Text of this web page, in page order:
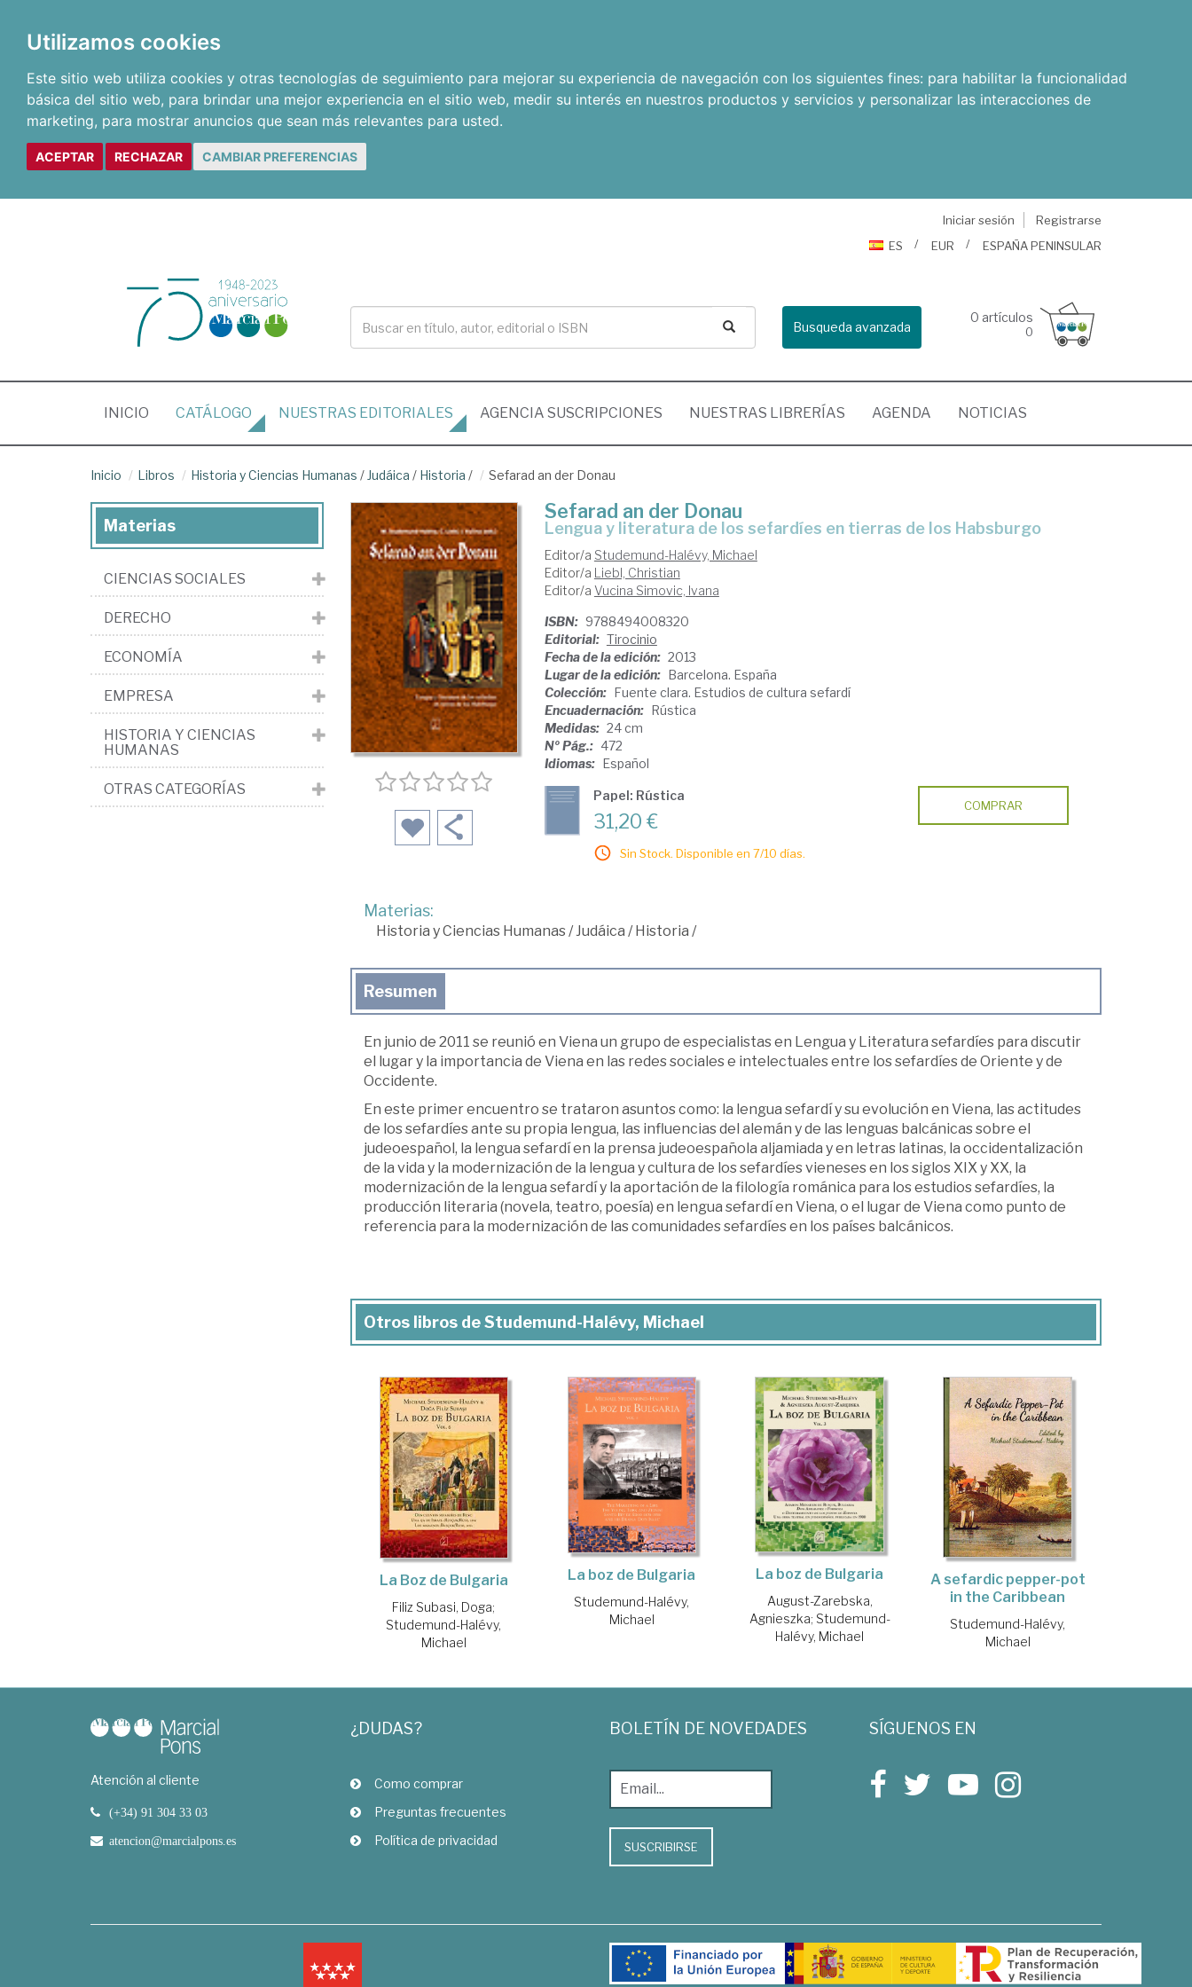
Utilizamos cookies
Este sitio web utiliza cookies y otras tecnologías de seguimiento para mejorar su experiencia de navegación con los siguientes fines: para habilitar la funcionalidad
básica del sitio web, para brindar una mejor experiencia en el sitio web, medir su interés en nuestros productos y servicios y personalizar las interacciones de
marketing, para mostrar anuncios que sean más relevantes para usted.
ACEPTAR RECHAZAR CAMBIAR PREFERENCIAS
Iniciar sesión
Registrarse
ES
EUR ESPAÑA PENINSULAR
Busqueda avanzada
0 artículos
0
INICIO (CURRENT)
CATÁLOGO NUESTRAS EDITORIALES AGENCIA SUSCRIPCIONES NUESTRAS LIBRERÍAS AGENDA NOTICIAS
Inicio Libros Historia y Ciencias Humanas / Judáica / Historia / Sefarad an der Donau
Sefarad an der Donau
lengua y literatura de los sefardíes en tierras de los Habsburgo
Editor/a Studemund-Halévy, Michael
Editor/a Liebl, Christian
Editor/a Vucina Simovic, Ivana
ISBN: 9788494008320
Editorial: Tirocinio
Fecha de la edición: 2013
Lugar de la edición: Barcelona. España
Colección: Fuente clara. Estudios de cultura sefardí
Encuadernación: Rústica
Medidas: 24 cm
Nº Pág.: 472
Idiomas: Español
Papel: Rústica
31,20 €
Sin Stock. Disponible en 7/10 días.
COMPRAR
Materias:
Historia y Ciencias Humanas/Judáica /Historia /
Resumen
En junio de 2011 se reunió en Viena un grupo de especialistas en Lengua y Literatura sefardíes para discutir
el lugar y la importancia de Viena en las redes sociales e intelectuales entre los sefardíes de Oriente y de
Occidente.
En este primer encuentro se trataron asuntos como: la lengua sefardí y su evolución en Viena, las actitudes
de los sefardíes ante su propia lengua, las influencias del alemán y de las lenguas balcánicas sobre el
judeoespañol, la lengua sefardí en la prensa judeoespañola aljamiada y en letras latinas, la occidentalización
de la vida y la modernización de la lengua y cultura de los sefardíes vieneses en los siglos XIX y XX, la
modernización de la lengua sefardí y la aportación de la filología románica para los estudios sefardíes, la
producción literaria (novela, teatro, poesía) en lengua sefardí en Viena, o el lugar de Viena como punto de
referencia para la modernización de las comunidades sefardíes en los países balcánicos.
Otros libros de Studemund-Halévy, Michael
La Boz de Bulgaria
Filiz Subasi, Doga;
Studemund-Halévy,
Michael
La boz de Bulgaria
Studemund-Halévy,
Michael
La boz de Bulgaria
August-Zarebska,
Agnieszka; Studemund-
Halévy, Michael
A sefardic pepper-pot
in the Caribbean
Studemund-Halévy,
Michael
Materias
CIENCIAS SOCIALES
DERECHO
ECONOMÍA
EMPRESA
HISTORIA Y CIENCIAS
HUMANAS
OTRAS CATEGORÍAS
Atención al cliente
(+34) 91 304 33 03
atencion@marcialpons.es
¿DUDAS?
Como comprar
Preguntas frecuentes
Política de privacidad
BOLETÍN DE NOVEDADES
SUSCRIBIRSE
SÍGUENOS EN